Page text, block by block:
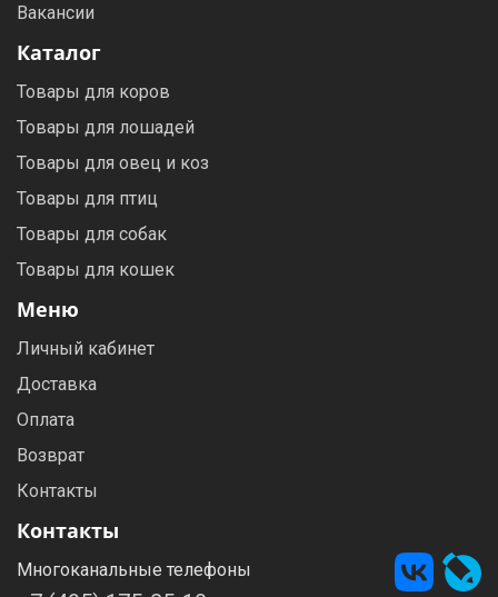
Вакансии
Каталог
Товары для коров
Товары для лошадей
Товары для овец и коз
Товары для птиц
Товары для собак
Товары для кошек
Меню
Личный кабинет
Доставка
Оплата
Возврат
Контакты
Контакты
Многоканальные телефоны